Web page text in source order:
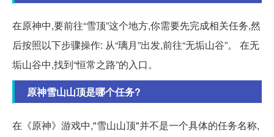
在原神中,要前往“雪顶”这个地方,你需要先完成相关任务,然
后按照以下步骤操作: 从“璃月”出发,前往“无垢山谷”。 在无
垢山谷中,找到“恒常之路”的入口。
原神雪山山顶是哪个任务?
在《原神》游戏中,"雪山山顶"并不是一个具体的任务名称,